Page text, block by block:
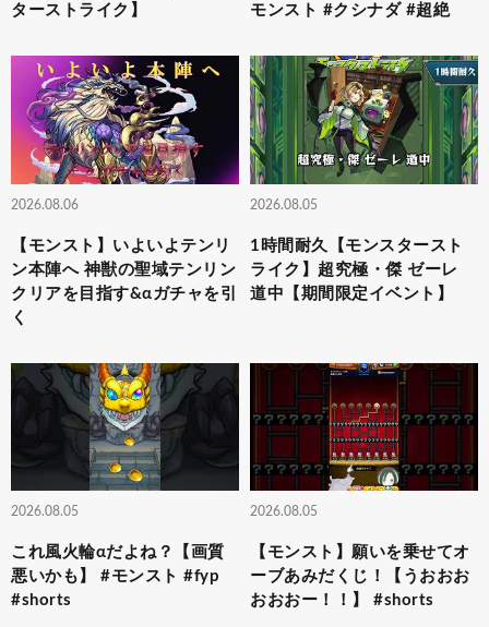
ターストライク】
モンスト #クシナダ #超絶
2026.08.06
【モンスト】いよいよテンリ
ン本陣へ 神獣の聖域テンリン
クリアを目指す&αガチャを引
く
2026.08.05
1時間耐久【モンスタースト
ライク】超究極・傑 ゼーレ
道中【期間限定イベント】
2026.08.05
これ風火輪αだよね？【画質
悪いかも】 #モンスト #fyp
#shorts
2026.08.05
【モンスト】願いを乗せてオ
ーブあみだくじ！【うおおお
おおおー！！】 #shorts